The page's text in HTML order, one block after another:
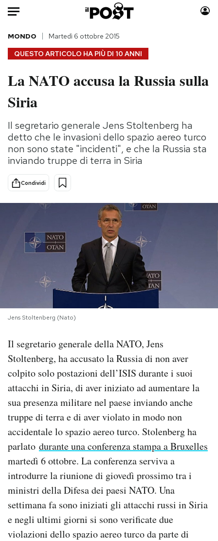
Auto
HOME
Italia
Politica
Tecnologia
Internet
Scienza
Cultura
Economia
Moda
Storie/Idee
Ok Boomer!
Media
Europa
PODCAST
NEWSLETTER
CALENDARIO
AREA PERSONALE
Area Personale
Newsletter
Notifiche mobile
Regala il Post
QUESTO ARTICOLO HA PIÙ DI 10 ANNI
MONDO Martedì 6 ottobre 2015
La NATO accusa la Russia sulla
Siria
Il segretario generale Jens Stoltenberg ha
detto che le invasioni dello spazio aereo turco
non sono state "incidenti", e che la Russia sta
inviando truppe di terra in Siria
Condividi
Jens Stoltenberg (Nato)
Il segretario generale della NATO, Jens
Stoltenberg, ha accusato la Russia di non aver
colpito solo postazioni dell’ISIS durante i suoi
attacchi in Siria, di aver iniziato ad aumentare la
sua presenza militare nel paese inviando anche
truppe di terra e di aver violato in modo non
accidentale lo spazio aereo turco. Stolenberg ha
parlato durante una conferenza stampa a Bruxelles
martedì 6 ottobre. La conferenza serviva a
introdurre la riunione di giovedì prossimo tra i
ministri della Difesa dei paesi NATO. Una
settimana fa sono iniziati gli attacchi russi in Siria
e negli ultimi giorni si sono verificate due
violazioni dello spazio aereo turco da parte di